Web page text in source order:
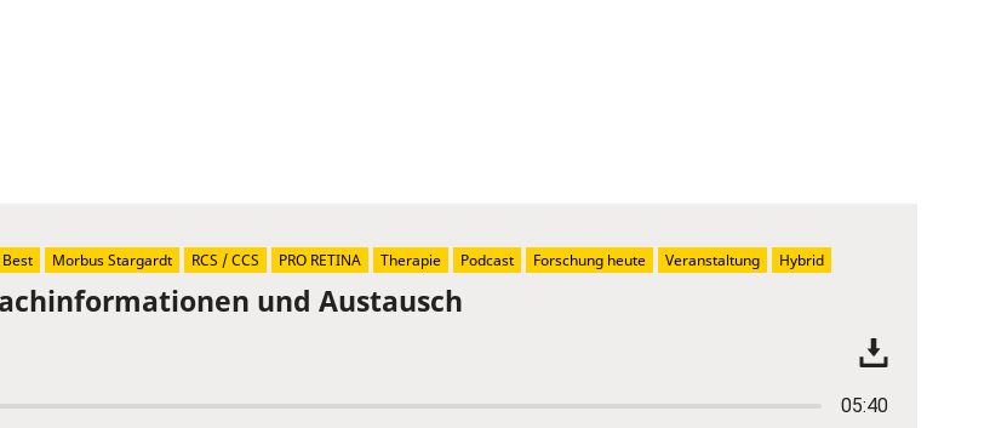
und Austausch
05:40
Morbus Stargardt RCS / CCS PRO RETINA Therapie Podcast Forschung heute Veranstaltung Hybrid